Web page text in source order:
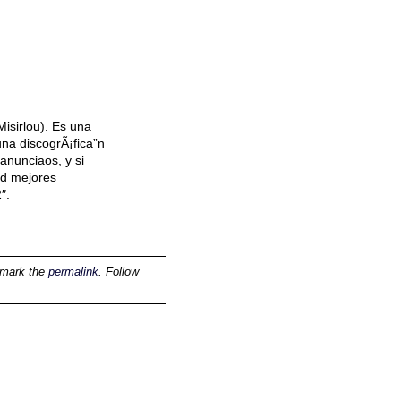
Es una
discogrÃ¡fica”n
y si
mejores
the permalink. Follow